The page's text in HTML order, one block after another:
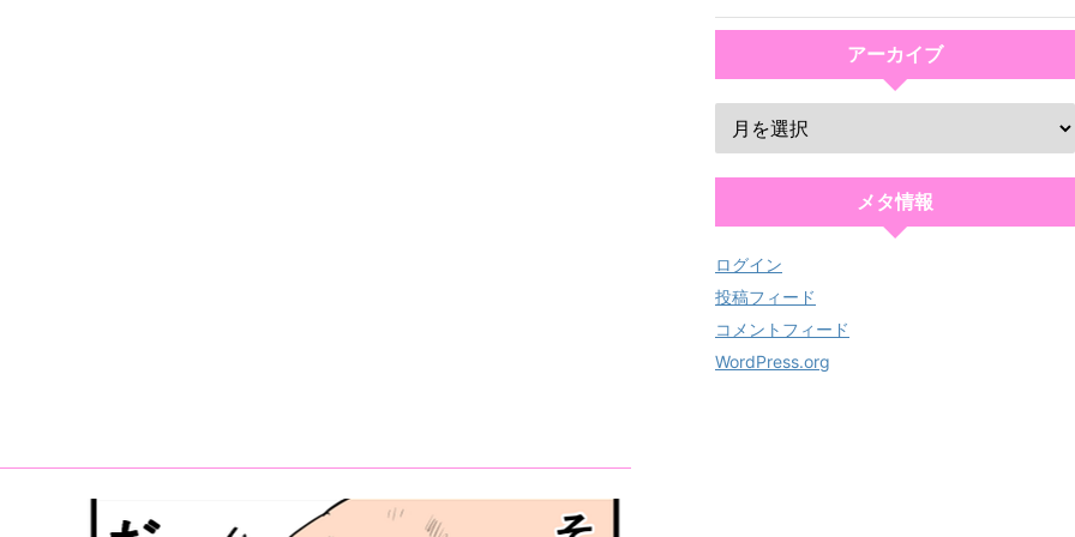
アーカイブ
メタ情報
ログイン
投稿フィード
コメントフィード
WordPress.org